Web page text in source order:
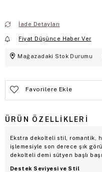
İade Detayları
Fiyat Düşünce Haber Ver
Mağazadaki Stok Durumu
Favorilere Ekle
ÜRÜN ÖZELLIKLERI
Ekstra dekolteli stil, romantik,
işlemesiyle son derece şık
dekolteli demi sütyen başlı
Destek Seviyesi ve Stil